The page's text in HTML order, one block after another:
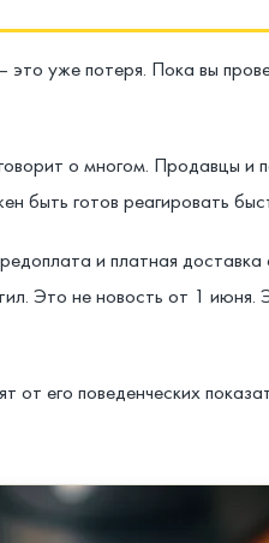
уже потеря. Пока вы
о многом. Продавцы и
быть готов реагировать
и платная
Это не новость от 1
от его поведенческих